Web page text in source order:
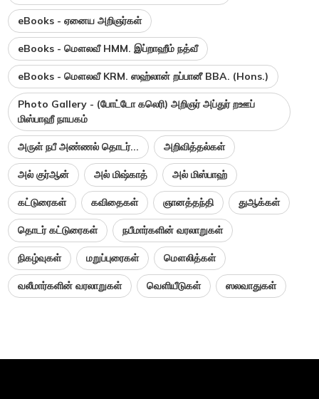
eBooks - ஏனைய அறிஞர்கள்
eBooks - மௌலவீ HMM. இப்றாஹீம் நத்வீ
eBooks - மௌலவீ KRM. ஸஹ்லான் றப்பானீ BBA. (Hons.)
Photo Gallery - (போட்டோ கலெரி) அறிஞர் அப்துர் றஊப்
மிஸ்பாஹீ நாயகம்
அருள் நபீ அண்ணல் தொடர்... அறிவித்தல்கள்
அல் குர்ஆன் அல் மிஷ்காத் அல் மிஸ்பாஹ்
கட்டுரைகள் கவிதைகள் ஞானத்தந்தி துஆக்கள்
தொடர் கட்டுரைகள் நபீமார்களின் வரலாறுகள்
நிகழ்வுகள் மறுப்புரைகள் மௌலித்கள்
வலீமார்களின் வரலாறுகள் வெளியீடுகள் ஸலவாதுகள்